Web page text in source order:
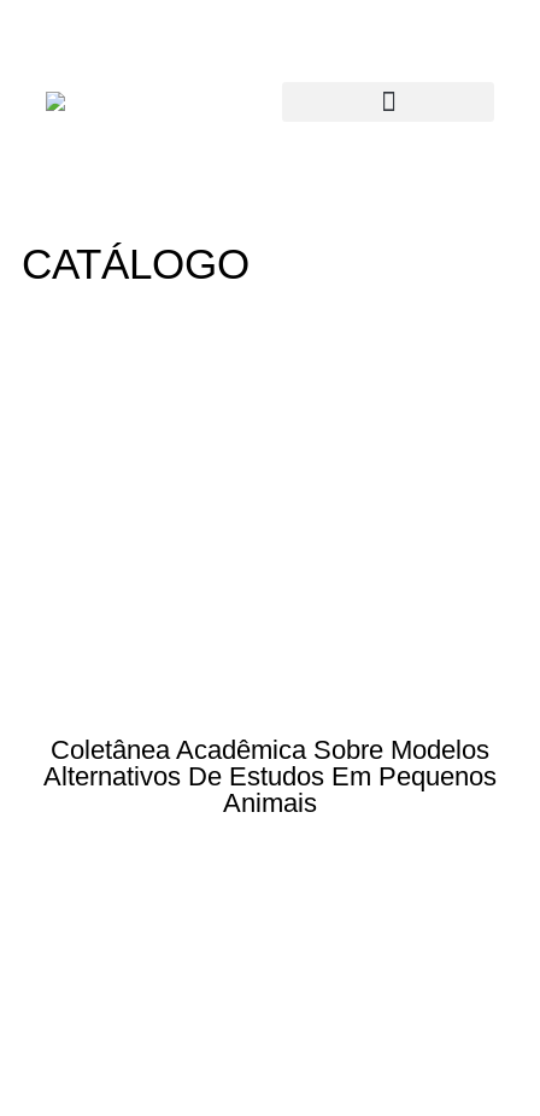
CATÁLOGO
Coletânea Acadêmica Sobre Modelos
Alternativos De Estudos Em Pequenos
Animais